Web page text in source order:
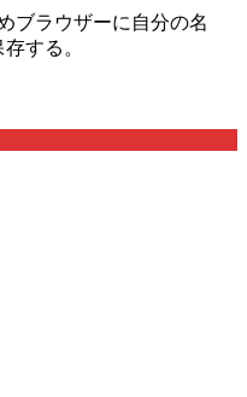
ブラウザーに自分の名
する。